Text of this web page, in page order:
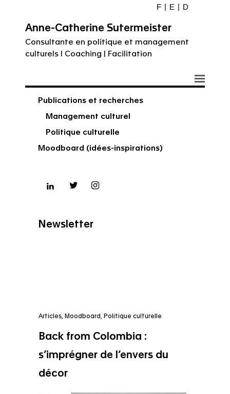
F E D
Anne-Catherine Sutermeister
Consultante en politique et management
culturels I Coaching | Facilitation
Publications et recherches
Management culturel
Politique culturelle
Moodboard (idées-inspirations)
Newsletter
Articles Moodboard Politique culturelle
Back from Colombia :
s’imprégner de l’envers du
décor